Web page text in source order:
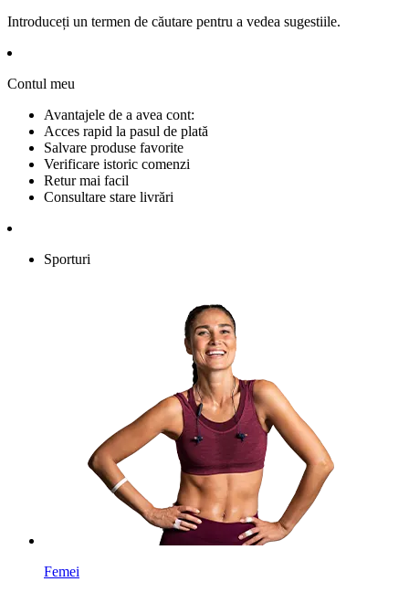
Introduceți un termen de căutare pentru a vedea sugestiile.
Contul meu
Avantajele de a avea cont:
Acces rapid la pasul de plată
Salvare produse favorite
Verificare istoric comenzi
Retur mai facil
Consultare stare livrări
Sporturi
Femei